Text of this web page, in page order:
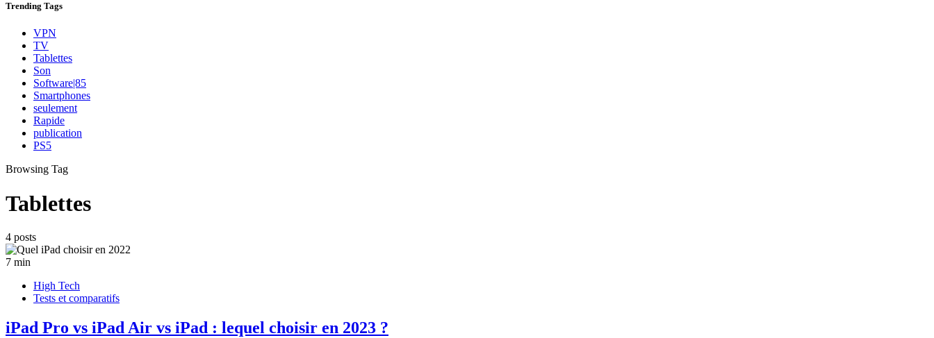
Trending Tags
VPN
TV
Tablettes
Son
Software|85
Smartphones
seulement
Rapide
publication
PS5
Browsing Tag
Tablettes
4 posts
7 min
High Tech
Tests et comparatifs
iPad Pro vs iPad Air vs iPad : lequel choisir en 2023 ?